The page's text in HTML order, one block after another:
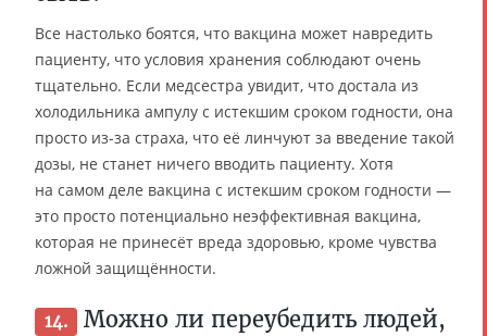
Все настолько боятся, что вакцина может навредить
пациенту, что условия хранения соблюдают очень
тщательно. Если медсестра увидит, что достала из
холодильника ампулу с истекшим сроком годности, она
просто из-за страха, что её линчуют за введение такой
дозы, не станет ничего вводить пациенту. Хотя
на самом деле вакцина с истекшим сроком годности —
это просто потенциально неэффективная вакцина,
которая не принесёт вреда здоровью, кроме чувства
ложной защищённости.
14.
Можно ли переубедить людей,